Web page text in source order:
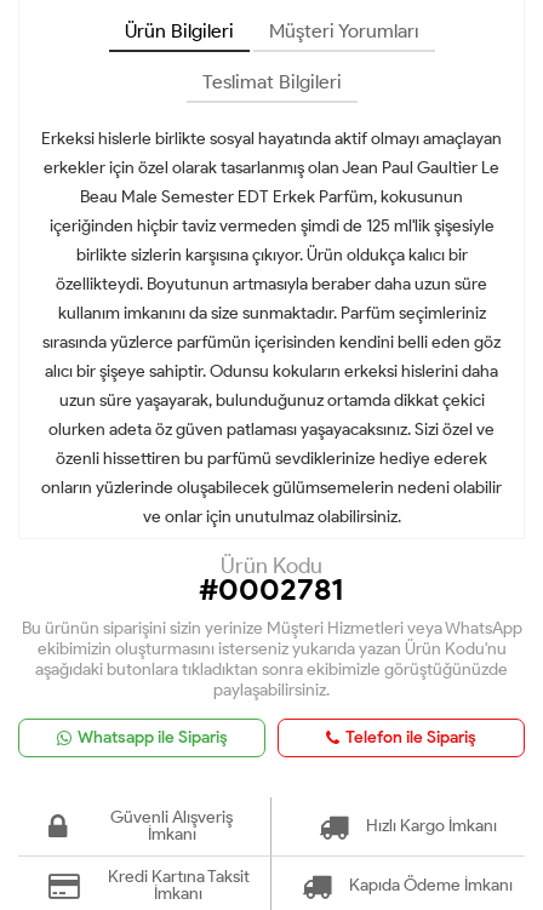
Ürün Bilgileri Müşteri Yorumları
Teslimat Bilgileri
Erkeksi hislerle birlikte sosyal hayatında aktif olmayı amaçlayan
erkekler için özel olarak tasarlanmış olan Jean Paul Gaultier Le
Beau Male Semester EDT Erkek Parfüm, kokusunun
içeriğinden hiçbir taviz vermeden şimdi de 125 ml'lik şişesiyle
birlikte sizlerin karşısına çıkıyor. Ürün oldukça kalıcı bir
özellikteydi. Boyutunun artmasıyla beraber daha uzun süre
kullanım imkanını da size sunmaktadır. Parfüm seçimleriniz
sırasında yüzlerce parfümün içerisinden kendini belli eden göz
alıcı bir şişeye sahiptir. Odunsu kokuların erkeksi hislerini daha
uzun süre yaşayarak, bulunduğunuz ortamda dikkat çekici
olurken adeta öz güven patlaması yaşayacaksınız. Sizi özel ve
özenli hissettiren bu parfümü sevdiklerinize hediye ederek
onların yüzlerinde oluşabilecek gülümsemelerin nedeni olabilir
ve onlar için unutulmaz olabilirsiniz.
Ürün Kodu
#0002781
Bu ürünün siparişini sizin yerinize Müşteri Hizmetleri veya WhatsApp
ekibimizin oluşturmasını isterseniz yukarıda yazan Ürün Kodu'nu
aşağıdaki butonlara tıkladıktan sonra ekibimizle görüştüğünüzde
paylaşabilirsiniz.
Whatsapp ile Sipariş Telefon ile Sipariş
Güvenli Alışveriş
İmkanı
Hızlı Kargo İmkanı
Kredi Kartına Taksit
İmkanı
Kapıda Ödeme İmkanı